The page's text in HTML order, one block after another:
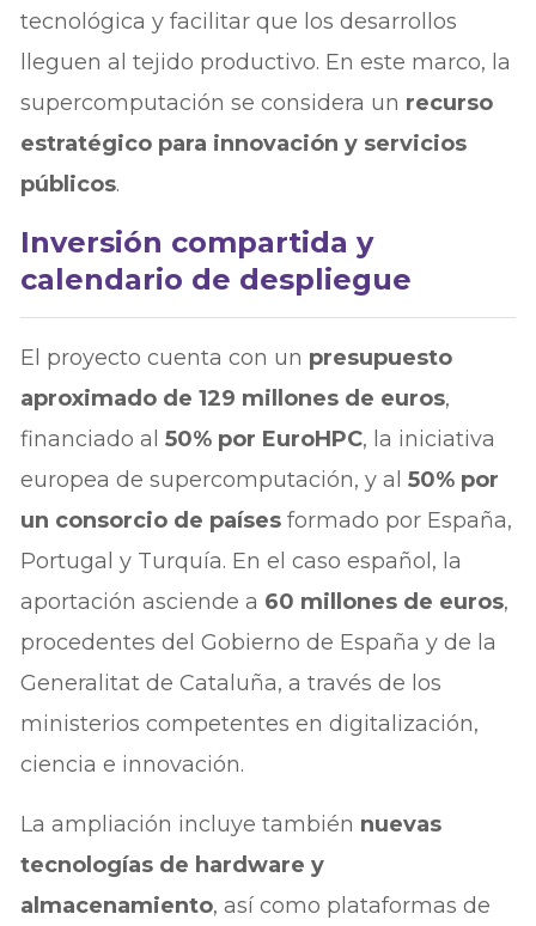
tecnológica y facilitar que los desarrollos
lleguen al tejido productivo. En este marco, la
supercomputación se considera un recurso
estratégico para innovación y servicios
públicos.
Inversión compartida y
calendario de despliegue
El proyecto cuenta con un presupuesto
aproximado de 129 millones de euros,
financiado al50% por EuroHPC, la iniciativa
europea de supercomputación, y al50% por
un consorcio de países formado por España,
Portugal y Turquía. En el caso español, la
aportación asciende a 60 millones de euros,
procedentes del Gobierno de España y de la
Generalitat de Cataluña, a través de los
ministerios competentes en digitalización,
ciencia e innovación.
La ampliación incluye también nuevas
tecnologías de hardware y
almacenamiento, así como plataformas de